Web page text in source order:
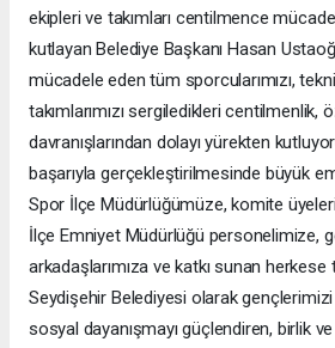
ekipleri ve takımları centilmence
kutlayan Belediye Başkanı Hasan
mücadele eden tüm sporcularımızı,
takımlarımızı sergiledikleri centilmenlik,
davranışlarından dolayı yürekten
başarıyla gerçekleştirilmesinde büyük
Spor İlçe Müdürlüğümüze, komite
İlçe Emniyet Müdürlüğü personelimize,
arkadaşlarımıza ve katkı sunan
Seydişehir Belediyesi olarak
sosyal dayanışmayı güçlendiren, birlik